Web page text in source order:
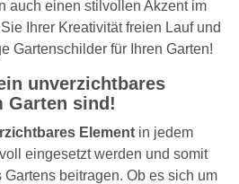
auch einen stilvollen Akzent im
Ihrer Kreativität freien Lauf und
Gartenschilder für Ihren Garten!
unverzichtbares
Garten sind!
Element in jedem
eingesetzt werden und somit
beitragen. Ob es sich um